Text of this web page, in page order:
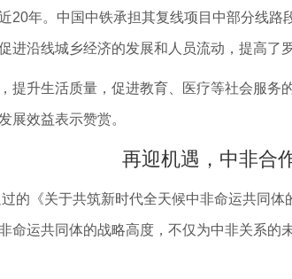
年。中国中铁承担其复线项目中部分线路
进沿线城乡经济的发展和人员流动，提高了
升生活质量，促进教育、医疗等社会服务
展效益表示赞赏。
再迎机遇，中非合
《关于共筑新时代全天候中非命运共同
命运共同体的战略高度，不仅为中非关系的